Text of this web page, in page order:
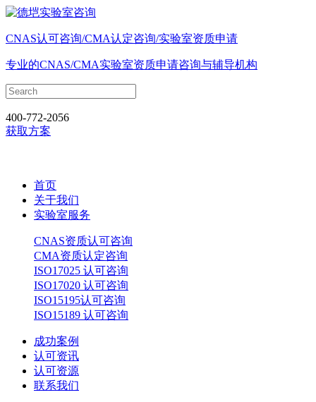
CNAS认可咨询/CMA认定咨询/实验室资质申请
专业的CNAS/CMA实验室资质申请咨询与辅导机构
400-772-2056
获取方案
首页
关于我们
实验室服务
CNAS资质认可咨询
CMA资质认定咨询
ISO17025 认可咨询
ISO17020 认可咨询
ISO15195认可咨询
ISO15189 认可咨询
成功案例
认可资讯
认可资源
联系我们